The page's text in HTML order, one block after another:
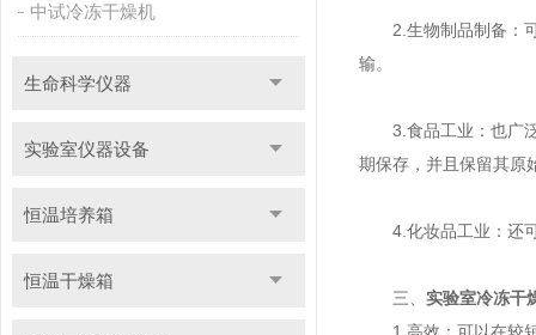
中试冷冻干燥机
生命科学仪器
实验室仪器设备
恒温培养箱
恒温干燥箱
2.生物制品制备：可
输。
3.食品工业：也广泛
期保存，并且保留其原
4.化妆品工业：还可
三、 实验室冷冻干